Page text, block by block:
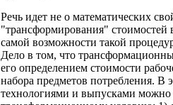
Речь идет не о математических
"трансформирования" стоимостей
самой возможности такой
Дело в том, что
его определением стоимости
набора предметов потребления. В
технологиями и выпусками